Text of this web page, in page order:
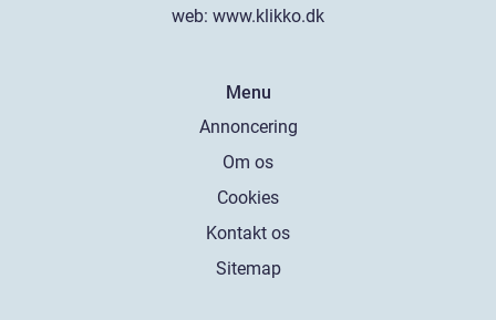
web: www.klikko.dk
Menu
Annoncering
Om os
Cookies
Kontakt os
Sitemap